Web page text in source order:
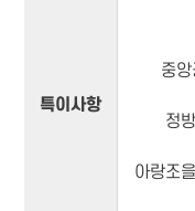
특이사항
중
정
아랑조